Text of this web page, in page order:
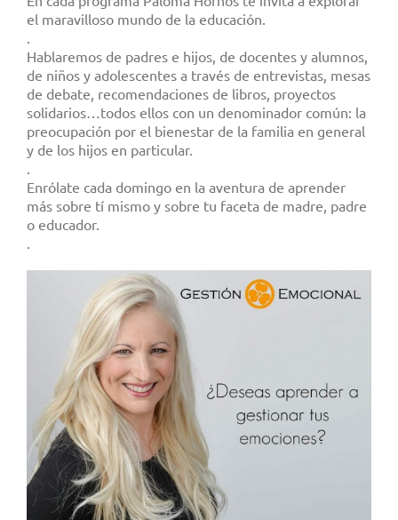
el maravilloso mundo de la educación.
Hablaremos de padres e hijos, de docentes y alumnos,
de niños y adolescentes a través de entrevistas, mesas
de debate, recomendaciones de libros, proyectos
solidarios…todos ellos con un denominador común: la
preocupación por el bienestar de la familia en general
y de los hijos en particular.
Enrólate cada domingo en la aventura de aprender
más sobre tí mismo y sobre tu faceta de madre, padre
o educador.